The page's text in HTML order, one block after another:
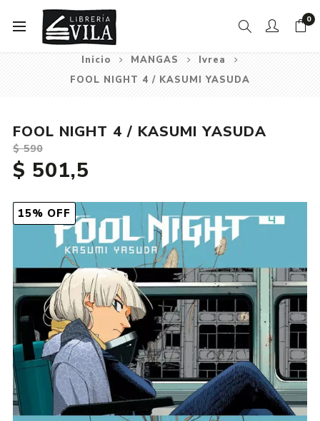
0
Inicio MANGAS
Ivrea
FOOL NIGHT 4 / KASUMI YASUDA
15% OFF
FOOL NIGHT 4 / KASUMI YASUDA
$ 590
$ 501,5